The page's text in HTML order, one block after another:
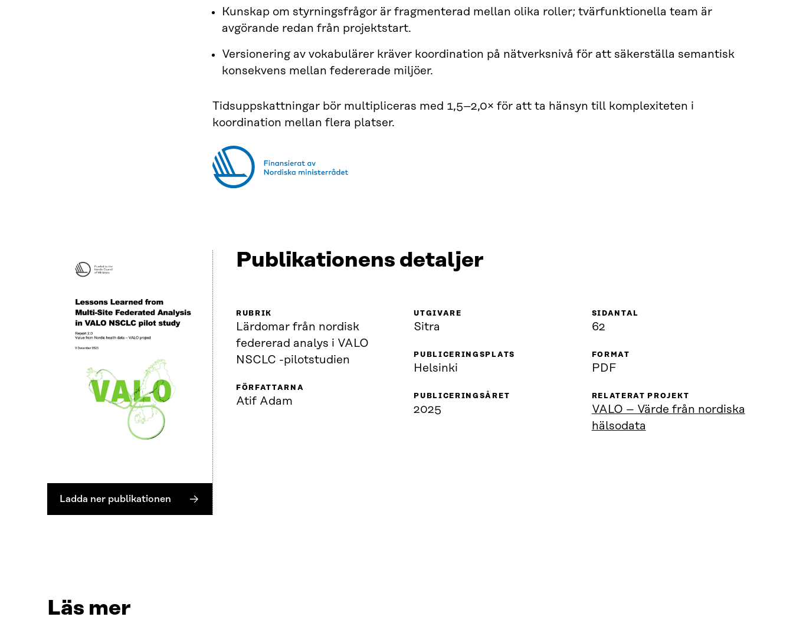
Kunskap om styrningsfrågor är fragmenterad mellan olika roller; tvärfunktionella team är
avgörande redan från projektstart.
Versionering av vokabulärer kräver koordination på nätverksnivå för att säkerställa semantisk
konsekvens mellan federerade miljöer.
Tidsuppskattningar bör multipliceras med 1,5–2,0× för att ta hänsyn till komplexiteten i
koordination mellan flera platser.
Ladda ner publikationen
Publikationens detaljer
RUBRIK
Lärdomar från nordisk
federerad analys i VALO
NSCLC -pilotstudien
FÖRFATTARNA
Atif Adam
UTGIVARE
Sitra
PUBLICERINGSPLATS
Helsinki
PUBLICERINGSÅRET
2025
SIDANTAL
62
FORMAT
PDF
RELATERAT PROJEKT
VALO – Värde från nordiska
hälsodata
Läs mer